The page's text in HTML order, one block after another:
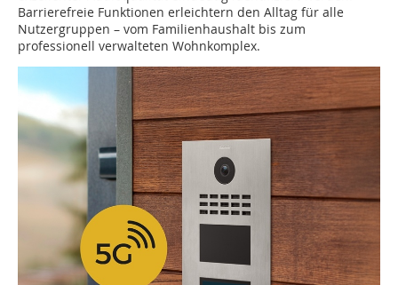
Barrierefreie Funktionen erleichtern den Alltag für alle
Nutzergruppen – vom Familienhaushalt bis zum
professionell verwalteten Wohnkomplex.